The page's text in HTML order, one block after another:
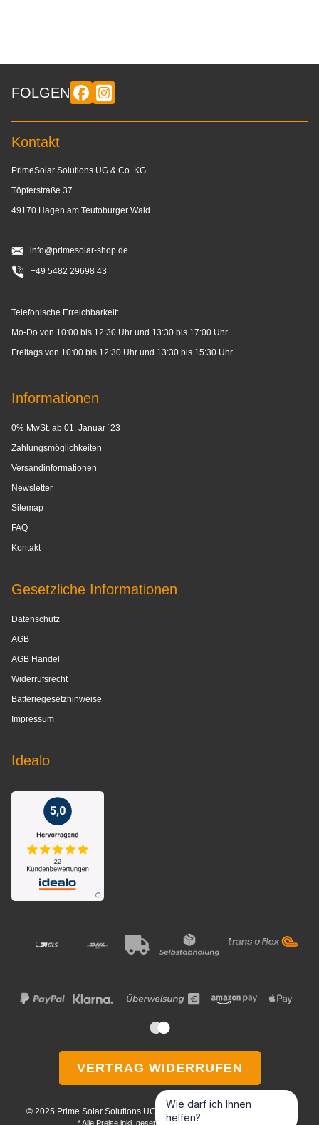
FOLGEN
Kontakt
PrimeSolar Solutions UG & Co. KG
Töpferstraße 37
49170 Hagen am Teutoburger Wald
info@primesolar-shop.de
+49 5482 29698 43
Telefonische Erreichbarkeit:
Mo-Do von 10:00 bis 12:30 Uhr und 13:30 bis 17:00 Uhr
Freitags von 10:00 bis 12:30 Uhr und 13:30 bis 15:30 Uhr
Informationen
0% MwSt. ab 01. Januar ´23
Zahlungsmöglichkeiten
Versandinformationen
Newsletter
Sitemap
FAQ
Kontakt
Gesetzliche Informationen
Datenschutz
AGB
AGB Handel
Widerrufsrecht
Batteriegesetzhinweise
Impressum
Idealo
VERTRAG WIDERRUFEN
© 2025 Prime Solar Solutions UG & Co. KG. Alle Rechte vorbehalten.
* Alle Preise inkl. gesetzlicher USt., zzgl.
Wie darf ich Ihnen
helfen?